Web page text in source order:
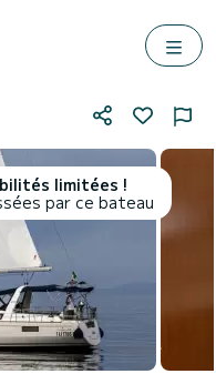
limitées !
par ce bateau